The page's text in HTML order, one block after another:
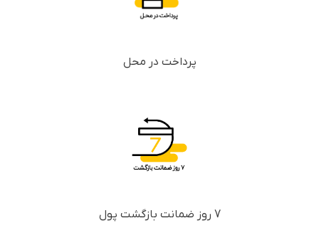
پرداخت در محل
7 روز ضمانت بازگشت پول